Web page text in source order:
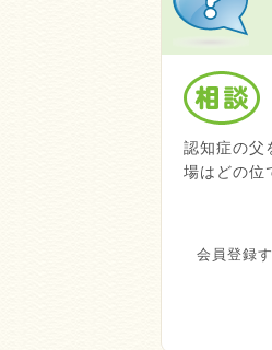
認知症の父
場はどの位
会員登録